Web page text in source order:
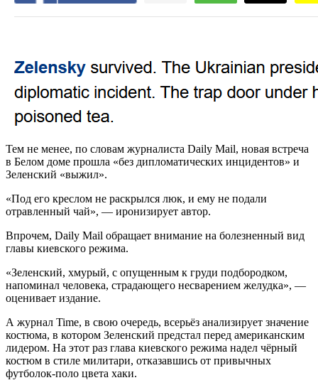
Тем не менее, по словам журналиста Daily Mail, новая встреча
в Белом доме прошла «без дипломатических инцидентов» и
Зеленский «выжил».
«Под его креслом не раскрылся люк, и ему не подали
отравленный чай», — иронизирует автор.
Впрочем, Daily Mail обращает внимание на болезненный вид
главы киевского режима.
«Зеленский, хмурый, с опущенным к груди подбородком,
напоминал человека, страдающего несварением желудка», —
оценивает издание.
А журнал Time, в свою очередь, всерьёз анализирует значение
костюма, в котором Зеленский предстал перед американским
лидером. На этот раз глава киевского режима надел чёрный
костюм в стиле милитари, отказавшись от привычных
футболок-поло цвета хаки.